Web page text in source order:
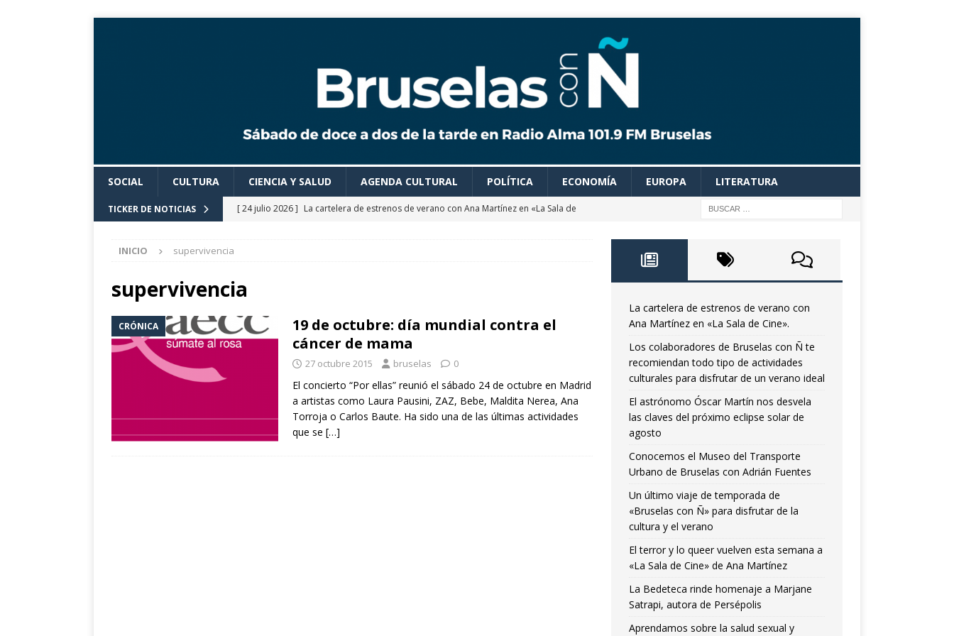
SOCIAL CULTURA CIENCIA Y SALUD AGENDA CULTURAL POLÍTICA ECONOMÍA EUROPA LITERATURA
TICKER DE NOTICIAS [ 24 julio 2026 ] La cartelera de estrenos de verano con Ana Martínez en «La Sala de
eclipse solar de agosto
CIENCIA Y SALUD
[ 24 julio 2026 ] Un último viaje de temporada de «Bruselas con Ñ» para disfrutar de
la cultura y el verano
INICIO supervivencia
supervivencia
CRÓNICA
19 de octubre: día mundial contra el
cáncer de mama
27 octubre 2015 bruselas 0
El concierto “Por ellas” reunió el sábado 24 de octubre en Madrid
a artistas como Laura Pausini, ZAZ, Bebe, Maldita Nerea, Ana
Torroja o Carlos Baute. Ha sido una de las últimas actividades
que se […]
La cartelera de estrenos de verano con
Ana Martínez en «La Sala de Cine».
Los colaboradores de Bruselas con Ñ te
recomiendan todo tipo de actividades
culturales para disfrutar de un verano ideal
El astrónomo Óscar Martín nos desvela
las claves del próximo eclipse solar de
agosto
Conocemos el Museo del Transporte
Urbano de Bruselas con Adrián Fuentes
Un último viaje de temporada de
«Bruselas con Ñ» para disfrutar de la
cultura y el verano
El terror y lo queer vuelven esta semana a
«La Sala de Cine» de Ana Martínez
La Bedeteca rinde homenaje a Marjane
Satrapi, autora de Persépolis
Aprendamos sobre la salud sexual y